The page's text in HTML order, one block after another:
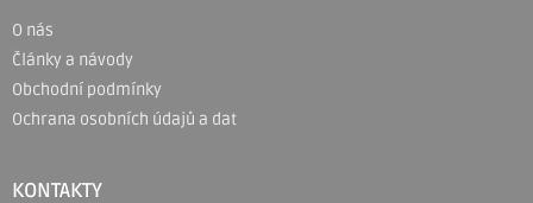
O nás
Články a návody
Obchodní podmínky
Ochrana osobních údajů a dat
KONTAKTY